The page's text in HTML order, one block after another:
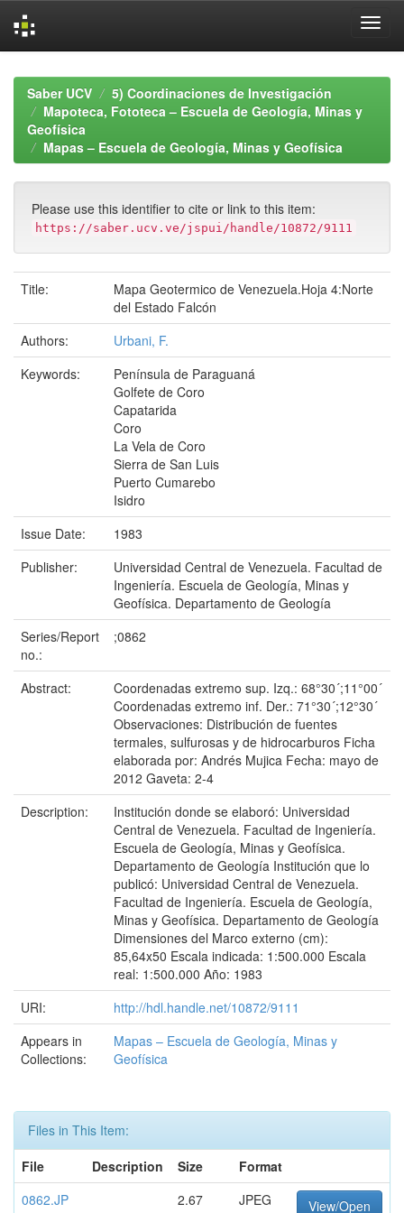
navigationSaber UCV
5) Coordinaciones de Investigación
Mapoteca, Fototeca – Escuela de Geología, Minas y
Geofísica
Mapas – Escuela de Geología, Minas y Geofísica
Please use this identifier to cite or link to this item:
https://saber.ucv.ve/jspui/handle/10872/9111
Title:
Mapa Geotermico de Venezuela.Hoja 4:Norte
del Estado Falcón
Authors:
Urbani, F.
Keywords:
Península de Paraguaná
Golfete de Coro
Capatarida
Coro
La Vela de Coro
Sierra de San Luis
Puerto Cumarebo
Isidro
Issue Date:
1983
Publisher:
Universidad Central de Venezuela. Facultad de
Ingeniería. Escuela de Geología, Minas y
Geofísica. Departamento de Geología
Series/Report
no.:
;0862
Abstract:
Coordenadas extremo sup. Izq.: 68°30´;11°00´
Coordenadas extremo inf. Der.: 71°30´;12°30´
Observaciones: Distribución de fuentes
termales, sulfurosas y de hidrocarburos Ficha
elaborada por: Andrés Mujica Fecha: mayo de
2012 Gaveta: 2-4
Description:
Institución donde se elaboró: Universidad
Central de Venezuela. Facultad de Ingeniería.
Escuela de Geología, Minas y Geofísica.
Departamento de Geología Institución que lo
publicó: Universidad Central de Venezuela.
Facultad de Ingeniería. Escuela de Geología,
Minas y Geofísica. Departamento de Geología
Dimensiones del Marco externo (cm):
85,64x50 Escala indicada: 1:500.000 Escala
real: 1:500.000 Año: 1983
URI:
http://hdl.handle.net/10872/9111
Appears in
Collections:
Mapas – Escuela de Geología, Minas y
Geofísica
Files in This Item:
File
Description Size
Format
0862.JP
2.67
JPEG View/Open